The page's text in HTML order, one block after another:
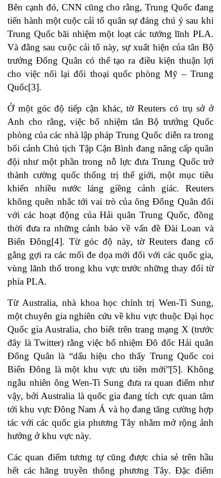
Bên cạnh đó, CNN cũng cho rằng, Trung Quốc đang
tiến hành một cuộc cải tổ quân sự đáng chú ý sau khi
Trung Quốc bãi nhiệm một loạt các tướng lĩnh PLA.
Và đằng sau cuộc cải tổ này, sự xuất hiện của tân Bộ
trưởng Đổng Quân có thể tạo ra điều kiện thuận lợi
cho việc nối lại đối thoại quốc phòng Mỹ – Trung
Quốc[3].
Ở một góc độ tiếp cận khác, tờ Reuters có trụ sở ở
Anh cho rằng, việc bổ nhiệm tân Bộ trưởng Quốc
phòng của các nhà lập pháp Trung Quốc diễn ra trong
bối cảnh Chủ tịch Tập Cận Bình đang nâng cấp quân
đội như một phần trong nỗ lực đưa Trung Quốc trở
thành cường quốc thống trị thế giới, một mục tiêu
khiến nhiều nước láng giềng cảnh giác. Reuters
không quên nhắc tới vai trò của ông Đổng Quân đối
với các hoạt động của Hải quân Trung Quốc, đồng
thời đưa ra những cảnh báo về vấn đề Đài Loan và
Biển Đông[4]. Từ góc độ này, tờ Reuters đang cố
gắng gợi ra các mối đe dọa mới đối với các quốc gia,
vùng lãnh thổ trong khu vực trước những thay đổi từ
phía PLA.
Từ Australia, nhà khoa học chính trị Wen-Ti Sung,
một chuyên gia nghiên cứu về khu vực thuộc Đại học
Quốc gia Australia, cho biết trên trang mạng X (trước
đây là Twitter) rằng việc bổ nhiệm Đô đốc Hải quân
Đổng Quân là “dấu hiệu cho thấy Trung Quốc coi
Biển Đông là một khu vực ưu tiên mới”[5]. Không
ngẫu nhiên ông Wen-Ti Sung đưa ra quan điểm như
vậy, bởi Australia là quốc gia đang tích cực quan tâm
tới khu vực Đông Nam Á và họ đang tăng cường hợp
tác với các quốc gia phương Tây nhằm mở rộng ảnh
hưởng ở khu vực này.
Các quan điểm tương tự cũng được chia sẻ trên hầu
hết các hãng truyền thông phương Tây. Đặc điểm